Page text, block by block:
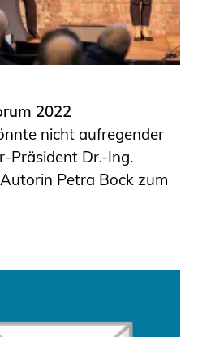
2022
nicht aufregender
Präsident Dr.-Ing.
Petra Bock zum